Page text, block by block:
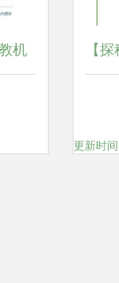
机 【
更新时